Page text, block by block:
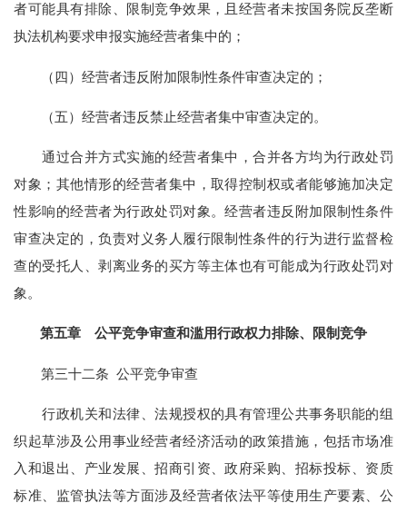
者可能具有排除、限制竞争效果，且经营者未按国务院反垄断
执法机构要求申报实施经营者集中的；
（四）经营者违反附加限制性条件审查决定的；
（五）经营者违反禁止经营者集中审查决定的。
通过合并方式实施的经营者集中，合并各方均为行政处罚
对象；其他情形的经营者集中，取得控制权或者能够施加决定
性影响的经营者为行政处罚对象。经营者违反附加限制性条件
审查决定的，负责对义务人履行限制性条件的行为进行监督检
查的受托人、剥离业务的买方等主体也有可能成为行政处罚对
象。
第五章 公平竞争审查和滥用行政权力排除、限制竞争
第三十二条 公平竞争审查
行政机关和法律、法规授权的具有管理公共事务职能的组
织起草涉及公用事业经营者经济活动的政策措施，包括市场准
入和退出、产业发展、招商引资、政府采购、招标投标、资质
标准、监管执法等方面涉及经营者依法平等使用生产要素、公